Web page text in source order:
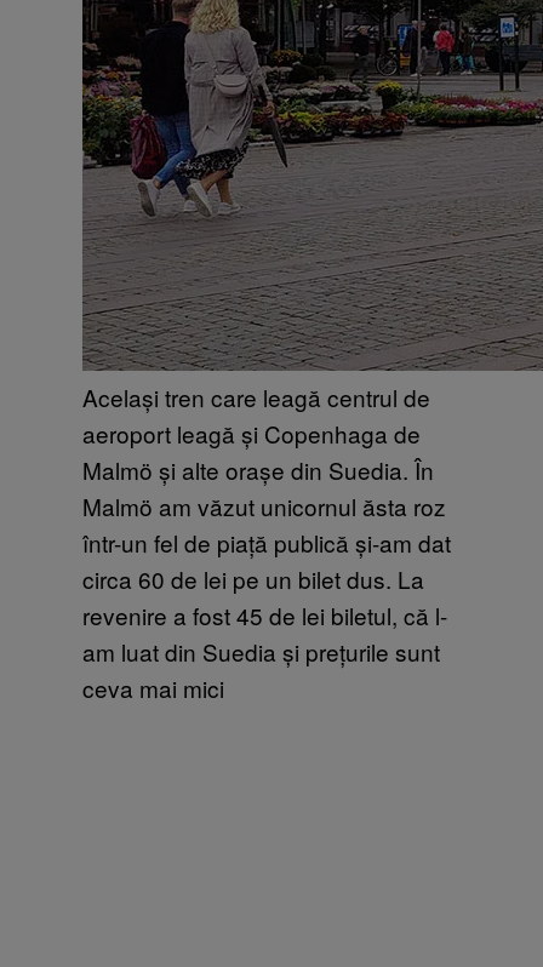
Același tren care leagă centrul de
aeroport leagă și Copenhaga de
Malmö și alte orașe din Suedia. În
Malmö am văzut unicornul ăsta roz
într-un fel de piață publică și-am dat
circa 60 de lei pe un bilet dus. La
revenire a fost 45 de lei biletul, că l-
am luat din Suedia și prețurile sunt
ceva mai mici